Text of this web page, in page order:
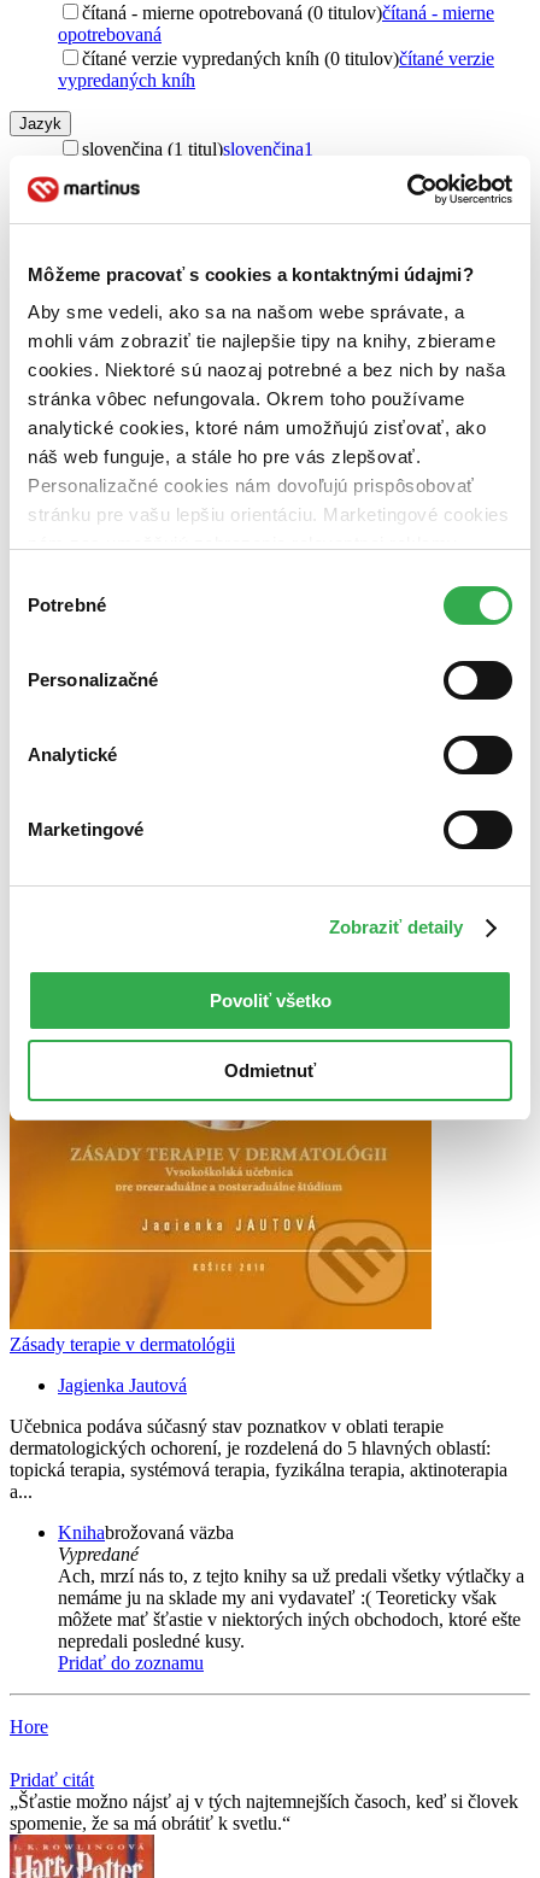
Môžeme pracovať s cookies a kontaktnými údajmi?
Aby sme vedeli, ako sa na našom webe správate, a
mohli vám zobraziť tie najlepšie tipy na knihy, zbierame
cookies. Niektoré sú naozaj potrebné a bez nich by naša
stránka vôbec nefungovala. Okrem toho používame
analytické cookies, ktoré nám umožňujú zisťovať, ako
náš web funguje, a stále ho pre vás zlepšovať.
Personalizačné cookies nám dovoľujú prispôsobovať
stránku pre vašu lepšiu orientáciu. Marketingové cookies
nám pomohlo, keby sme mohli používať všetky tieto
súhlasu
Potrebné
Personalizačné
Analytické
Marketingové
Zobraziť detaily
Povoliť všetko
Odmietnuť
čítaná - mierne opotrebovaná (0 titulov)čítaná - mierne
opotrebovaná
čítané verzie vypredaných kníh (0 titulov)čítané verzie
vypredaných kníh
Jazyk
slovenčina (1 titul)slovenčina1
Téma
Univerzita Pavla Jozefa Šafárika v Košiciach (1
titul)Univerzita Pavla Jozefa Šafárika v Košiciach1
Väzba
brožovaná väzba (1 titul)brožovaná väzba 1
Zúžiť výber
Zoradiť
Top hodnotené
Najlacnejšie
Zásady terapie v dermatológii
Jagienka Jautová
Učebnica podáva súčasný stav poznatkov v oblati terapie
dermatologických ochorení, je rozdelená do 5 hlavných oblastí:
topická terapia, systémová terapia, fyzikálna terapia, aktinoterapia
a...
Knihabrožovaná väzba
Vypredané
Ach, mrzí nás to, z tejto knihy sa už predali všetky výtlačky a
nemáme ju na sklade my ani vydavateľ :( Teoreticky však
môžete mať šťastie v niektorých iných obchodoch, ktoré ešte
nepredali posledné kusy.
Pridať do zoznamu
Hore
Pridať citát
Šťastie možno nájsť aj v tých najtemnejších časoch, keď si človek
spomenie, že sa má obrátiť k svetlu.